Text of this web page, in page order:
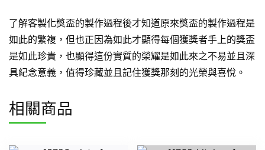
了解客製化獎盃的製作過程後才知道原來獎盃的製作過程是
如此的繁複，但也正因為如此才顯得每個獲獎者手上的獎盃
是如此珍貴，也顯得這份實質的榮耀是如此來之不易並且深
具紀念意義，值得珍藏並且記住獲獎那刻的光榮與喜悅。
相關商品